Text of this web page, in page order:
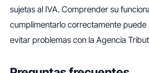
sujetas al IVA. Comprender su
cumplimentarlo correctamente
evitar problemas con la Agencia